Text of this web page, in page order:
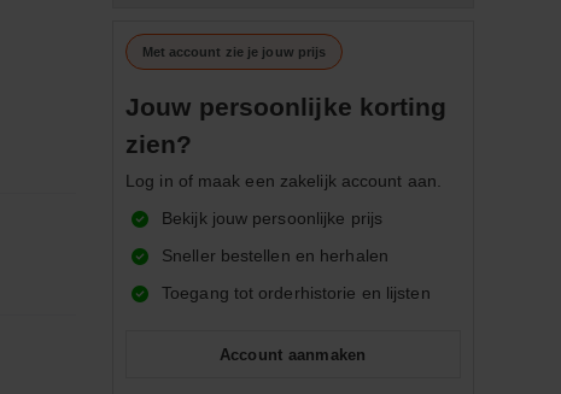
Met account zie je jouw prijs
Jouw persoonlijke korting
zien?
Log in of maak een zakelijk account aan.
Bekijk jouw persoonlijke prijs
Sneller bestellen en herhalen
Toegang tot orderhistorie en lijsten
Account aanmaken